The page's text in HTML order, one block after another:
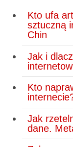
Kto ufa
sztuczną
Chin
Jak i
Kto
Jak
dane.